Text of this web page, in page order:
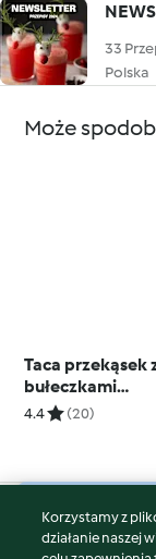
33
Polska
Może
Taca przekąsek
bułeczkami
preclowymi
4.4 (20)
© Copyright 2026
Korzystamy z
działanie naszej